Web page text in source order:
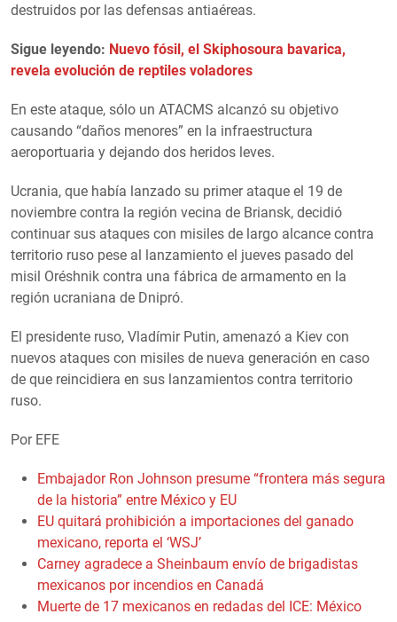
destruidos por las defensas antiaéreas.
Sigue leyendo: Nuevo fósil, el Skiphosoura bavarica,
revela evolución de reptiles voladores
En este ataque, sólo un ATACMS alcanzó su objetivo
causando “daños menores” en la infraestructura
aeroportuaria y dejando dos heridos leves.
Ucrania, que había lanzado su primer ataque el 19 de
noviembre contra la región vecina de Briansk, decidió
continuar sus ataques con misiles de largo alcance contra
territorio ruso pese al lanzamiento el jueves pasado del
misil Oréshnik contra una fábrica de armamento en la
región ucraniana de Dnipró.
El presidente ruso, Vladímir Putin, amenazó a Kiev con
nuevos ataques con misiles de nueva generación en caso
de que reincidiera en sus lanzamientos contra territorio
ruso.
Por EFE
Embajador Ron Johnson presume “frontera más segura
de la historia” entre México y EU
EU quitará prohibición a importaciones del ganado
mexicano, reporta el ‘WSJ’
Carney agradece a Sheinbaum envío de brigadistas
mexicanos por incendios en Canadá
Muerte de 17 mexicanos en redadas del ICE: México